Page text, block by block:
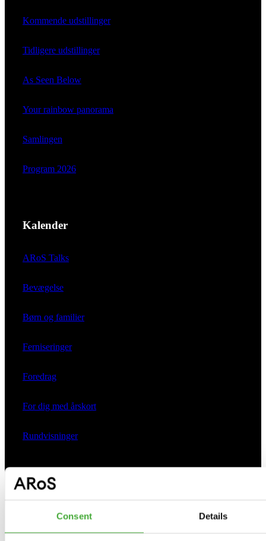
Consent Details
Kommende udstillinger
Tidligere udstillinger
As Seen Below
Your rainbow panorama
Samlingen
Program 2026
Kalender
ARoS Talks
Bevægelse
Børn og familier
Ferniseringer
Foredrag
For dig med årskort
Rundvisninger
Praktisk